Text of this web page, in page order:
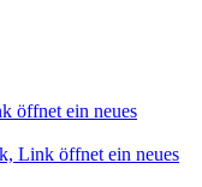
öffnet ein neues
Link öffnet ein neues